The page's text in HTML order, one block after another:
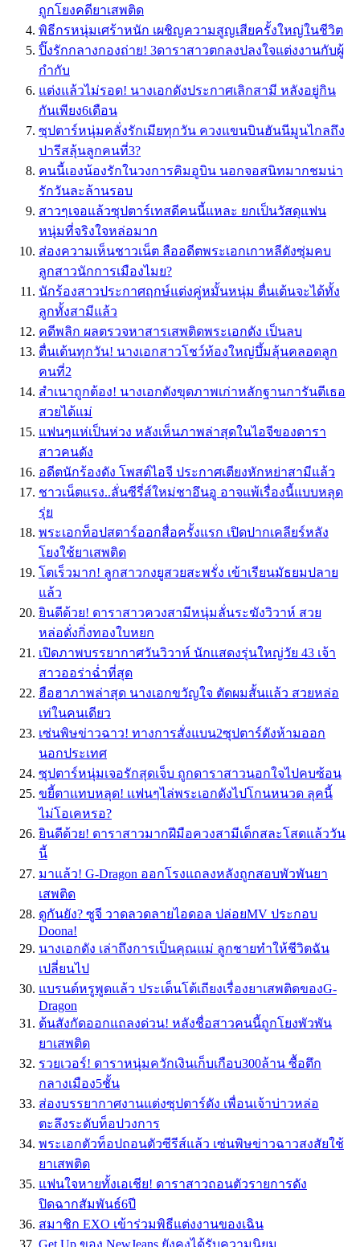
ถูกโยงคดียาเสพติด
พิธีกรหนุ่มเศร้าหนัก เผชิญความสูญเสียครั้งใหญ่ในชีวิต
ปิ๊งรักกลางกองถ่าย! 3ดาราสาวตกลงปลงใจแต่งงานกับผู้
กำกับ
แต่งแล้วไม่รอด! นางเอกดังประกาศเลิกสามี หลังอยู่กิน
กันเพียง6เดือน
ซุปตาร์หนุ่มคลั่งรักเมียทุกวัน ควงแขนบินฮันนีมูนไกลถึง
ปารีสลุ้นลูกคนที่3?
คนนี้เองน้องรักในวงการคิมอูบิน นอกจอสนิทมากชมน่า
รักวันละล้านรอบ
สาวๆเจอแล้วซุปตาร์เทสดีคนนี้แหละ ยกเป็นวัสดุแฟน
หนุ่มที่จริงใจหล่อมาก
ส่องความเห็นชาวเน็ต ลืออดีตพระเอกเกาหลีดังซุ่มคบ
ลูกสาวนักการเมืองไมย?
นักร้องสาวประกาศฤกษ์แต่งคู่หมั้นหนุ่ม ตื่นเต้นจะได้ทั้ง
ลูกทั้งสามีแล้ว
คดีพลิก ผลตรวจหาสารเสพติดพระเอกดัง เป็นลบ
ตื่นเต้นทุกวัน! นางเอกสาวโชว์ท้องใหญ่บึ้มลุ้นคลอดลูก
คนที่2
สำเนาถูกต้อง! นางเอกดังขุดภาพเก่าหลักฐานการันตีเธอ
สวยได้แม่
แฟนๆแห่เป็นห่วง หลังเห็นภาพล่าสุดในไอจีของดารา
สาวคนดัง
อดีตนักร้องดัง โพสต์ไอจี ประกาศเตียงหักหย่าสามีแล้ว
ชาวเน็ตแรง..ลั่นซีรี่ส์ใหม่ชาอึนอู อาจแพ้เรื่องนี้แบบหลุด
รุ่ย
พระเอกท็อปสตาร์ออกสื่อครั้งแรก เปิดปากเคลียร์หลัง
โยงใช้ยาเสพติด
โตเร็วมาก! ลูกสาวกงยูสวยสะพรั่ง เข้าเรียนมัธยมปลาย
แล้ว
ยินดีด้วย! ดาราสาวควงสามีหนุ่มลั่นระฆังวิวาห์ สวย
หล่อดั่งกิ่งทองใบหยก
เปิดภาพบรรยากาศวันวิวาห์ นักเเสดงรุ่นใหญ่วัย 43 เจ้า
สาวออร่าฉ่ำที่สุด
ฮือฮาภาพล่าสุด นางเอกขวัญใจ ตัดผมสั้นเเล้ว สวยหล่อ
เท่ในคนเดียว
เซ่นพิษข่าวฉาว! ทางการสั่งแบน2ซุปตาร์ดังห้ามออก
นอกประเทศ
ซุปตาร์หนุ่มเจอรักสุดเจ็บ ถูกดาราสาวนอกใจไปคบซ้อน
ขยี้ตาเเทบหลุด! เเฟนๆไล่พระเอกดังไปโกนหนวด ลุคนี้
ไม่โอเคหรอ?
ยินดีด้วย! ดาราสาวมากฝีมือควงสามีเด็กสละโสดแล้ววัน
นี้
มาแล้ว! G-Dragon ออกโรงแถลงหลังถูกสอบพัวพันยา
เสพติด
ดูกันยัง? ซูจี วาดลวดลายไอดอล ปล่อยMV ประกอบ
Doona!
นางเอกดัง เล่าถึงการเป็นคุณแม่ ลูกชายทำให้ชีวิตฉัน
เปลี่ยนไป
แบรนด์หรูพูดแล้ว ประเด็นโต้เถียงเรื่องยาเสพติดของG-
Dragon
ต้นสังกัดออกแถลงด่วน! หลังชื่อสาวคนนี้ถูกโยงพัวพัน
ยาเสพติด
รวยเวอร์! ดาราหนุ่มควักเงินเก็บเกือบ300ล้าน ซื้อตึก
กลางเมือง5ชั้น
ส่องบรรยากาศงานแต่งซุปตาร์ดัง เพื่อนเจ้าบ่าวหล่อ
ตะลึงระดับท็อปวงการ
พระเอกตัวท็อปถอนตัวซีรีส์แล้ว เซ่นพิษข่าวฉาวสงสัยใช้
ยาเสพติด
แฟนใจหายทั้งเอเชีย! ดาราสาวถอนตัวรายการดัง
ปิดฉากสัมพันธ์6ปี
สมาชิก EXO เข้าร่วมพิธีแต่งงานของเฉิน